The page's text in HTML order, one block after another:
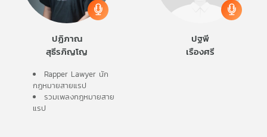
ปฏิภาณ
สุธีรภิญโญ
Rapper Lawyer นัก
กฎหมายสายแรป
รวมเพลงกฎหมายสาย
แรป
ปฐพี
เรืองศรี